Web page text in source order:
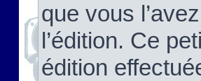
que vous
l’édition. Ce
édition